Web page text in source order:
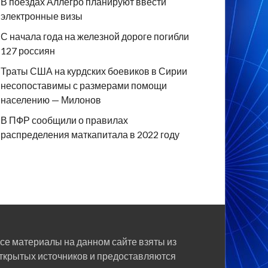
электронные визы
С начала года на железной дороге погибли
127 россиян
Траты США на курдских боевиков в Сирии
несопоставимы с размерами помощи
населению — Милонов
В ПФР сообщили о правилах
распределения маткапитала в 2022 году
материалы на данном сайте взяты из
источников и предоставляются